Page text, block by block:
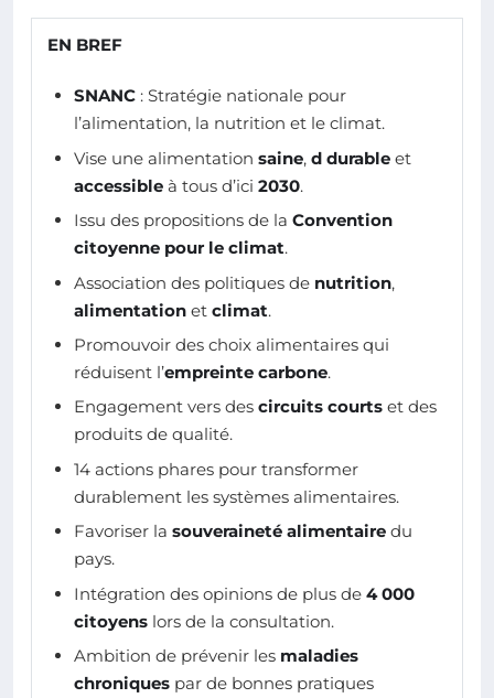
EN BREF
SNANC : Stratégie nationale pour
l’alimentation, la nutrition et le climat.
Vise une alimentation saine, d durable et
accessible à tous d’ici 2030.
Issu des propositions de la Convention
citoyenne pour le climat.
Association des politiques de nutrition,
alimentation et climat.
Promouvoir des choix alimentaires qui
réduisent l’empreinte carbone.
Engagement vers des circuits courts et des
produits de qualité.
14 actions phares pour transformer
durablement les systèmes alimentaires.
Favoriser la souveraineté alimentaire du
pays.
Intégration des opinions de plus de 4 000
citoyens lors de la consultation.
Ambition de prévenir les maladies
chroniques par de bonnes pratiques